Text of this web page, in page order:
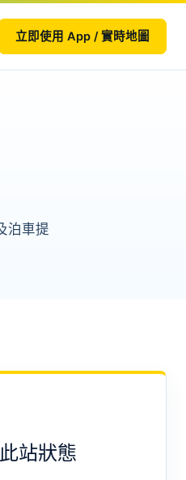
立即使用 App / 實時地圖
泊車提
站狀態